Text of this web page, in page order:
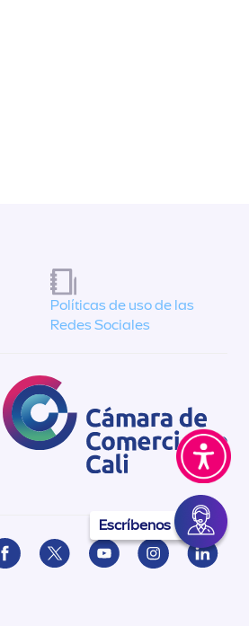
Escríbenos
Políticas de uso de las
Redes Sociales